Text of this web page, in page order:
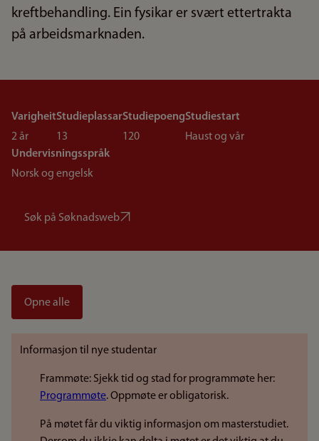
kreftbehandling. Ein fysikar er svært ettertrakta
på arbeidsmarknaden.
Varigheit
2 år
Studieplassar
13
Studiepoeng
120
Studiestart
Haust og vår
Undervisningsspråk
Norsk og engelsk
Søk på Søknadsweb
Opne alle
Informasjon til nye studentar
Frammøte: Sjekk tid og stad for programmøte her:
Programmøte. Oppmøte er obligatorisk.
På møtet får du viktig informasjon om masterstudiet.